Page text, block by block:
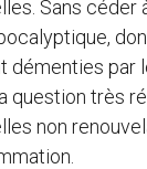
Sans céder
démenties par
question très
non